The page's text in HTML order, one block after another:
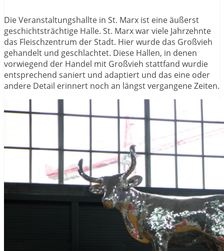
Die Veranstaltungshallte in St. Marx ist eine äußerst
geschichtsträchtige Halle. St. Marx war viele Jahrzehnte
das Fleischzentrum der Stadt. Hier wurde das Großvieh
gehandelt und geschlachtet. Diese Hallen, in denen
vorwiegend der Handel mit Großvieh stattfand wurdie
entsprechend saniert und adaptiert und das eine oder
andere Detail erinnert noch an längst vergangene Zeiten.